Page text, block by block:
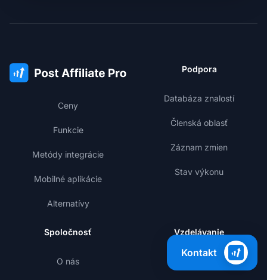
Ceny
Funkcie
Metódy integrácie
Mobilné aplikácie
Alternatívy
Podpora
Databáza znalostí
Členská oblasť
Záznam zmien
Stav výkonu
Spoločnosť
O nás
Vzdelávanie
Kontakt